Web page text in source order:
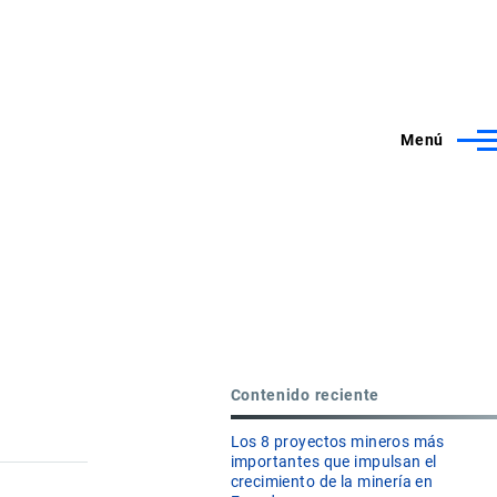
Menú
Contenido reciente
Los 8 proyectos mineros más
importantes que impulsan el
crecimiento de la minería en